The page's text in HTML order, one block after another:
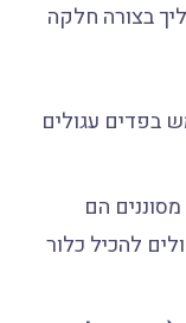
בצורה חלקה
עגולים
הם
להכיל כלור